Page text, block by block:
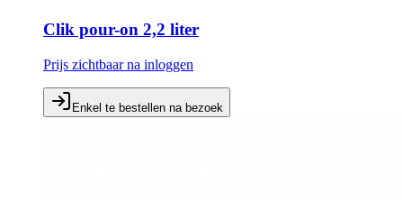
Clik pour-on 2,2 liter
Prijs zichtbaar na inloggen
Enkel te bestellen na bezoek